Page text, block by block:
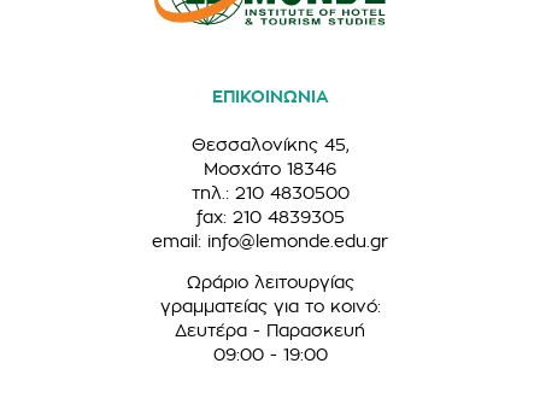
ΕΠΙΚΟΙΝΩΝΙΑ
Θεσσαλονίκης 45,
Μοσχάτο 18346
τηλ.: 210 4830500
fax: 210 4839305
email: info@lemonde.edu.gr
Ωράριο λειτουργίας
γραμματείας για το κοινό:
Δευτέρα - Παρασκευή
09:00 - 19:00